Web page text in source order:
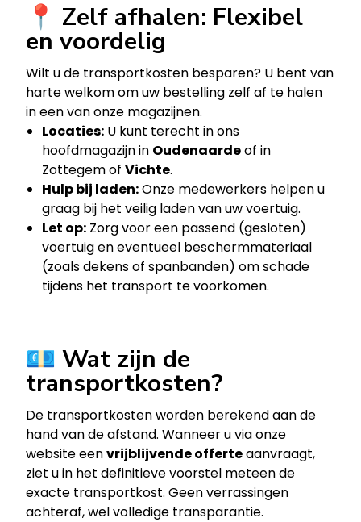
📍 Zelf afhalen: Flexibel
en voordelig
Wilt u de transportkosten besparen? U bent van
harte welkom om uw bestelling zelf af te halen
in een van onze magazijnen.
Locaties: U kunt terecht in ons
hoofdmagazijn in Oudenaardeof in
Zottegem of Vichte.
Hulp bij laden:Onze medewerkers helpen u
graag bij het veilig laden van uw voertuig.
Let op: Zorg voor een passend (gesloten)
voertuig en eventueel beschermmateriaal
(zoals dekens of spanbanden) om schade
tijdens het transport te voorkomen.
💶 Wat zijn de
transportkosten?
De transportkosten worden berekend aan de
hand van de afstand. Wanneer u via onze
website eenvrijblijvende offerteaanvraagt,
ziet u in het definitieve voorstel meteen de
exacte transportkost. Geen verrassingen
achteraf, wel volledige transparantie.